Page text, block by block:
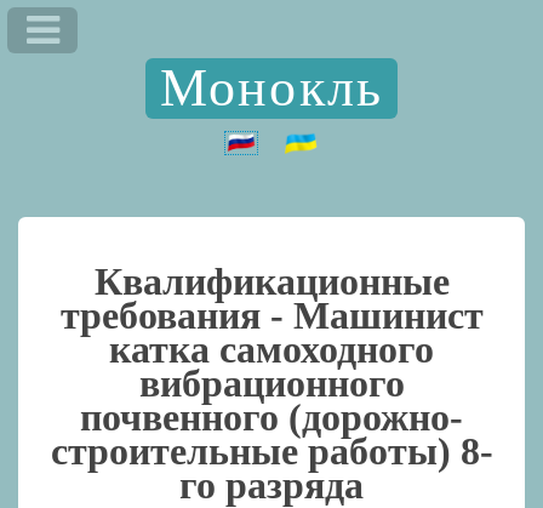
Монокль
Квалификационные
требования - Машинист
катка самоходного
вибрационного
почвенного (дорожно-
строительные работы) 8-
го разряда